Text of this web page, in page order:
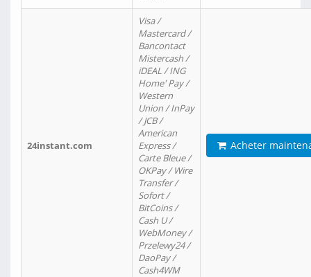
24instant.com
Visa /
Mastercard /
Bancontact
Mistercash /
iDEAL / ING
Home' Pay /
Western
Union / InPay
/ JCB /
American
Express /
Carte Bleue /
OKPay / Wire
Transfer /
Sofort /
BitCoins /
Cash U /
WebMoney /
Przelewy24 /
DaoPay /
Cash4WM
Acheter